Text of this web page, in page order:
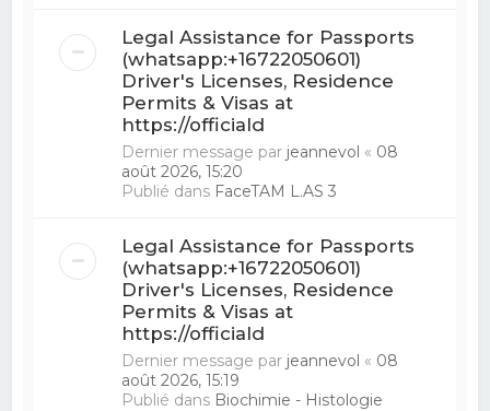
Legal Assistance for Passports
(whatsapp:+16722050601)
Driver's Licenses, Residence
Permits & Visas at
https://officiald
Dernier message par jeannevol « 08
août 2026, 15:20
Publié dans FaceTAM L.AS 3
Legal Assistance for Passports
(whatsapp:+16722050601)
Driver's Licenses, Residence
Permits & Visas at
https://officiald
Dernier message par jeannevol « 08
août 2026, 15:19
Publié dans Biochimie - Histologie